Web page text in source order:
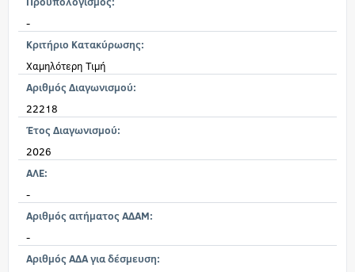
-
Κριτήριο Κατακύρωσης:
Χαμηλότερη Τιμή
Αριθμός Διαγωνισμού:
22218
Έτος Διαγωνισμού:
2026
ΑΛΕ:
-
Αριθμός αιτήματος ΑΔΑΜ:
-
Αριθμός ΑΔΑ για δέσμευση: